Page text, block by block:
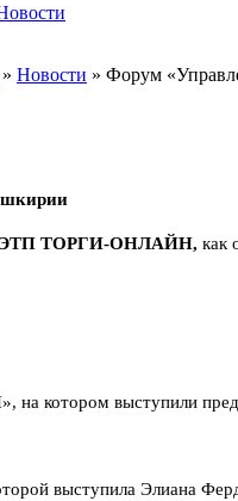
» Новости » Форум
ЭТП ТОРГИ-ОНЛАЙН,как
на котором
выступила Элиана